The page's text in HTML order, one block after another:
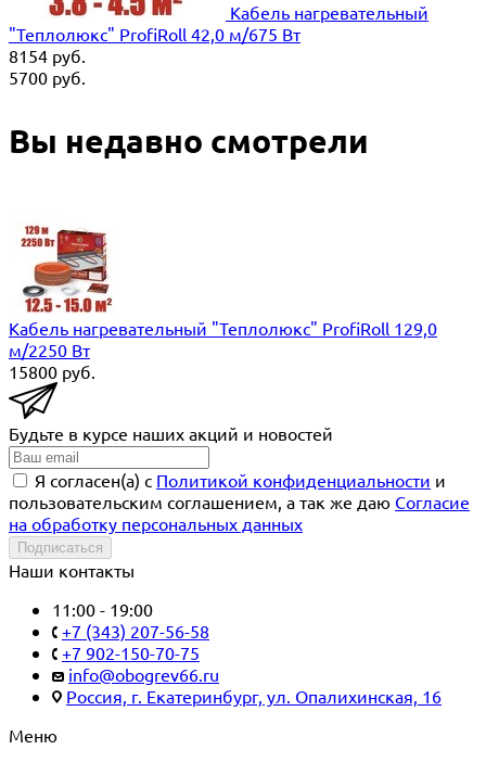
Кабель нагревательный
"Теплолюкс" ProfiRoll 42,0 м/675 Вт
8154 руб.
5700 руб.
Вы недавно смотрели
Кабель нагревательный "Теплолюкс" ProfiRoll 129,0
м/2250 Вт
15800 руб.
Будьте в курсе наших акций и новостей
Я согласен(a) с Политикой конфиденциальности и
пользовательским соглашением, а так же даю Согласие
на обработку персональных данных
Подписаться
Наши контакты
11:00 - 19:00
+7 (343) 207-56-58
+7 902-150-70-75
info@obogrev66.ru
Россия, г. Екатеринбург, ул. Опалихинская, 16
Меню